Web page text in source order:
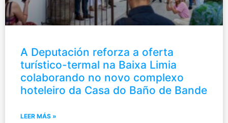
A Deputación reforza a oferta
turístico-termal na Baixa Limia
colaborando no novo complexo
hoteleiro da Casa do Baño de Bande
LEER MÁS »